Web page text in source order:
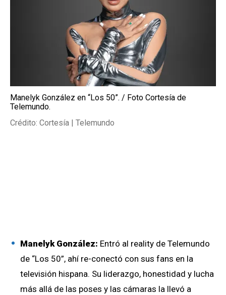
Manelyk González en “Los 50”. / Foto Cortesía de
Telemundo.
Crédito: Cortesía | Telemundo
Manelyk González: Entró al reality de Telemundo
de “Los 50”, ahí re-conectó con sus fans en la
televisión hispana. Su liderazgo, honestidad y lucha
más allá de las poses y las cámaras la llevó a